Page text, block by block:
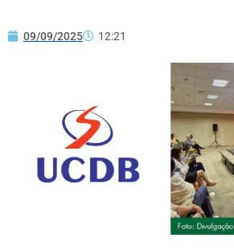
09/09/2025 12:21